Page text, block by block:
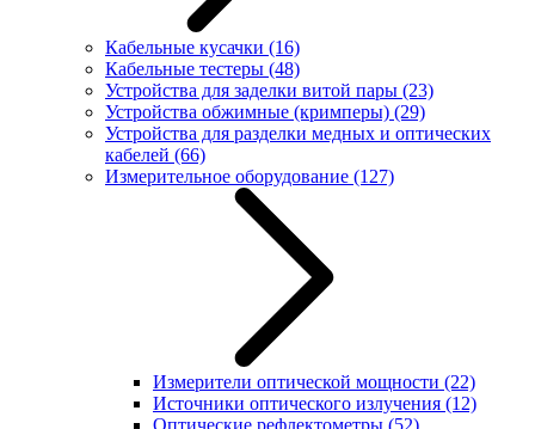
Кабельные кусачки (16)
Кабельные тестеры (48)
Устройства для заделки витой пары (23)
Устройства обжимные (кримперы) (29)
Устройства для разделки медных и оптических
кабелей (66)
Измерительное оборудование (127)
Измерители оптической мощности (22)
Источники оптического излучения (12)
Оптические рефлектометры (52)